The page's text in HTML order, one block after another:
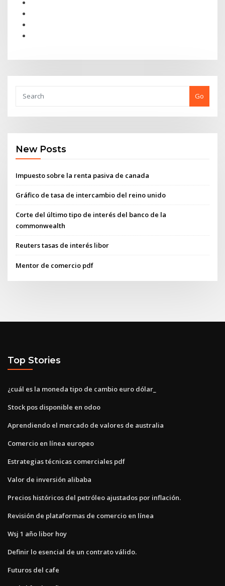
Go
New Posts
Impuesto sobre la renta pasiva de canada
Gráfico de tasa de intercambio del reino unido
Corte del último tipo de interés del banco de la
commonwealth
Reuters tasas de interés libor
Mentor de comercio pdf
Top Stories
¿cuál es la moneda tipo de cambio euro dólar_
Stock pos disponible en odoo
Aprendiendo el mercado de valores de australia
Comercio en línea europeo
Estrategias técnicas comerciales pdf
Valor de inversión alibaba
Precios históricos del petróleo ajustados por inflación.
Revisión de plataformas de comercio en línea
Wsj 1 año libor hoy
Definir lo esencial de un contrato válido.
Futuros del cafe